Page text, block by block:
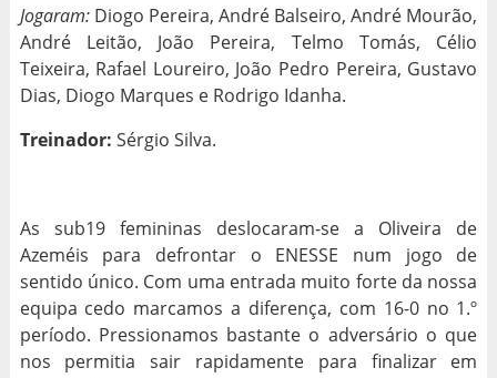
Jogaram:Diogo Pereira, André Balseiro, André Mourão,
André Leitão, João Pereira, Telmo Tomás, Célio
Teixeira, Rafael Loureiro, João Pedro Pereira, Gustavo
Dias, Diogo Marques e Rodrigo Idanha.
Treinador: Sérgio Silva.
As sub19 femininas deslocaram-se a Oliveira de
Azeméis para defrontar o ENESSE num jogo de
sentido único. Com uma entrada muito forte da nossa
equipa cedo marcamos a diferença, com 16-0 no 1.º
período. Pressionamos bastante o adversário o que
nos permitia sair rapidamente para finalizar em